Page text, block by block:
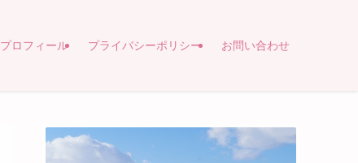
プロフィール プライバシーポリシー お問い合わせ